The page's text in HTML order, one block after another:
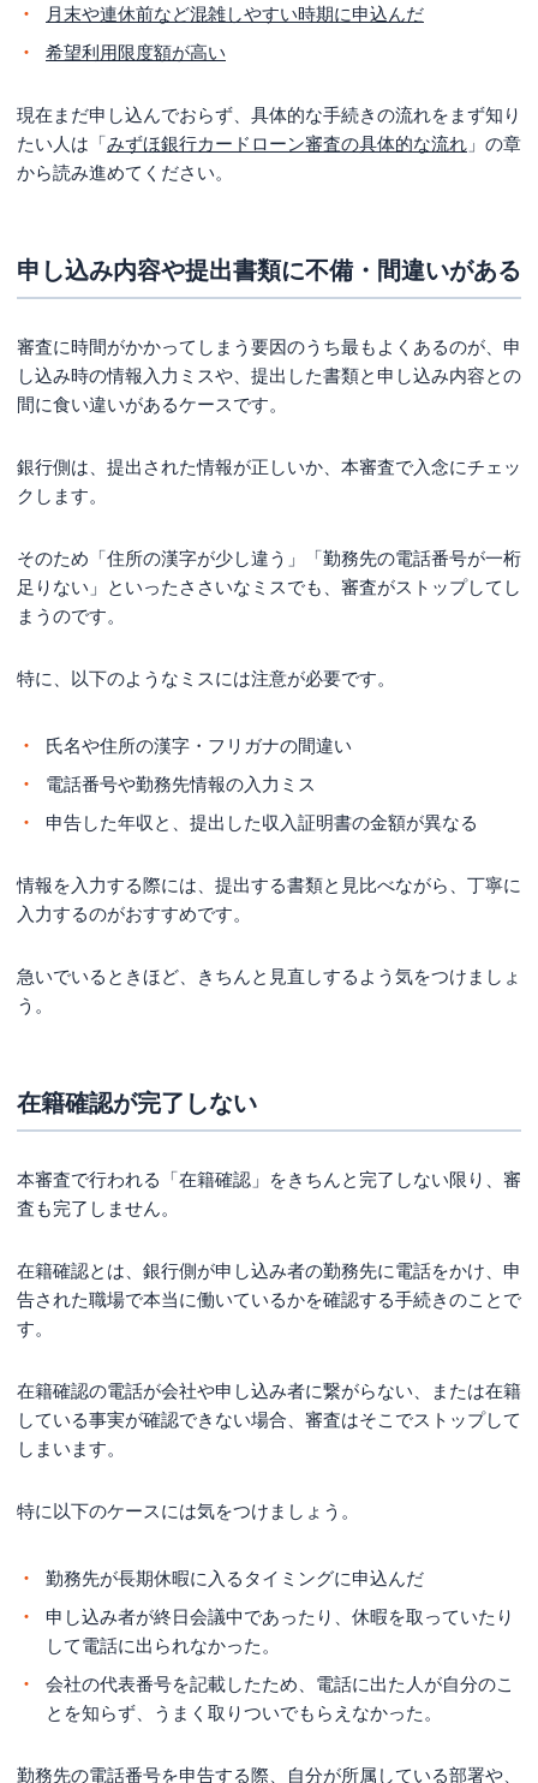
月末や連休前など混雑しやすい時期に申込んだ
希望利用限度額が高い
現在まだ申し込んでおらず、具体的な手続きの流れをまず知り
たい人は「みずほ銀行カードローン審査の具体的な流れ 」の章
から読み進めてください。
申し込み内容や提出書類に不備・間違いがある
審査に時間がかかってしまう要因のうち最もよくあるのが、申
し込み時の情報入力ミスや、提出した書類と申し込み内容との
間に食い違いがあるケースです。
銀行側は、提出された情報が正しいか、本審査で入念にチェッ
クします。
そのため「住所の漢字が少し違う」「勤務先の電話番号が一桁
足りない」といったささいなミスでも、審査がストップしてし
まうのです。
特に、以下のようなミスには注意が必要です。
氏名や住所の漢字・フリガナの間違い
電話番号や勤務先情報の入力ミス
申告した年収と、提出した収入証明書の金額が異なる
情報を入力する際には、提出する書類と見比べながら、丁寧に
入力するのがおすすめです。
急いでいるときほど、きちんと見直しするよう気をつけましょ
う。
在籍確認が完了しない
本審査で行われる「在籍確認」をきちんと完了しない限り、審
査も完了しません。
在籍確認とは、銀行側が申し込み者の勤務先に電話をかけ、申
告された職場で本当に働いているかを確認する手続きのことで
す。
在籍確認の電話が会社や申し込み者に繋がらない、または在籍
している事実が確認できない場合、審査はそこでストップして
しまいます。
特に以下のケースには気をつけましょう。
勤務先が長期休暇に入るタイミングに申込んだ
申し込み者が終日会議中であったり、休暇を取っていたり
して電話に出られなかった。
会社の代表番号を記載したため、電話に出た人が自分のこ
とを知らず、うまく取りついでもらえなかった。
勤務先の電話番号を申告する際、自分が所属している部署や、